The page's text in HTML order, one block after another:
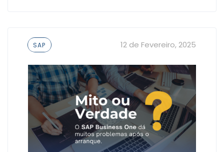
Tags
SAP 12 de Fevereiro, 2025